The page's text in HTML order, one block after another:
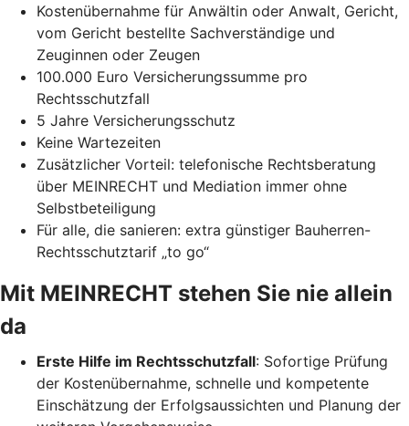
Kostenübernahme für Anwältin oder Anwalt, Gericht,
vom Gericht bestellte Sachverständige und
Zeuginnen oder Zeugen
100.000 Euro Versicherungssumme pro
Rechtsschutzfall
5 Jahre Versicherungsschutz
Keine Wartezeiten
Zusätzlicher Vorteil: telefonische Rechtsberatung
über MEINRECHT und Mediation immer ohne
Selbstbeteiligung
Für alle, die sanieren: extra günstiger Bauherren-
Rechtsschutztarif „to go“
Mit MEINRECHT stehen Sie nie allein
da
Erste Hilfe im Rechtsschutzfall: Sofortige Prüfung
der Kostenübernahme, schnelle und kompetente
Einschätzung der Erfolgsaussichten und Planung der